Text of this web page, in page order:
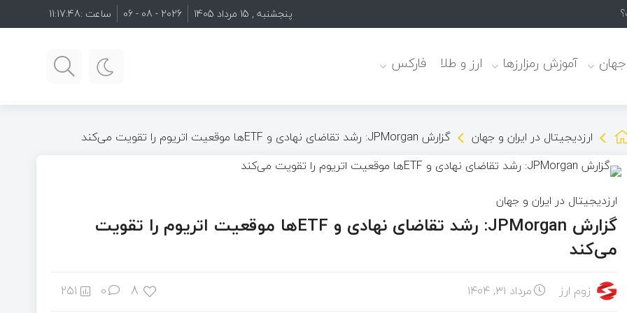
پنجشنبه , 15 مرداد 1405 2026 - 08 - 06 ساعت :11:17:49
جهان آموزش رمزارزها ارز و طلا فارکس
ارزدیجیتال در ایران و جهان گزارش JPMorgan: رشد تقاضای نهادی و ETFها موقعیت اتریوم را تقویت می‌کند
ارزدیجیتال در ایران و جهان
گزارش JPMorgan: رشد تقاضای نهادی و ETFها موقعیت اتریوم را تقویت
می‌کند
زوم ارز مرداد ۳۱, ۱۴۰۴ 8
0
251